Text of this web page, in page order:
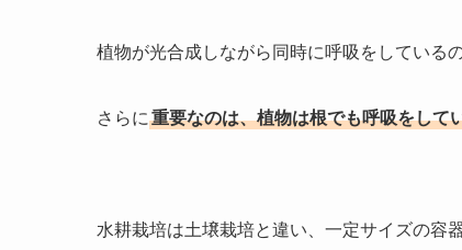
植物が光合成しながら同時に呼吸をしている
さらに 重要なのは、植物は根でも呼吸をして
水耕栽培は土壌栽培と違い、一定サイズの容